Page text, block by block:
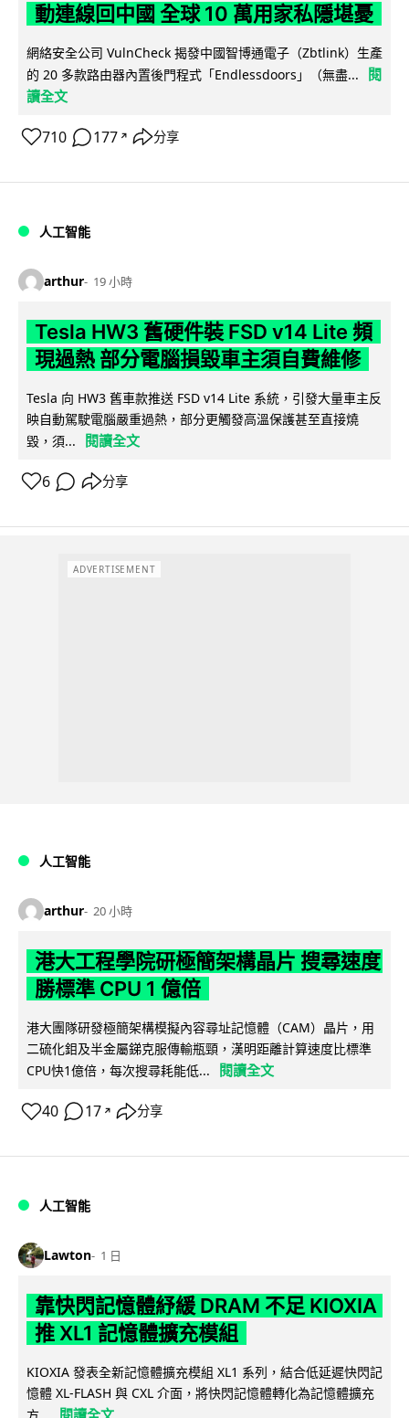
動連線回中國 全球 10 萬用家私隱堪憂
網絡安全公司 VulnCheck 揭發中國智博通電子（Zbtlink）生產
的 20 多款路由器內置後門程式「Endlessdoors」（無盡...
閱
讀全文
710 177 ↗ 分享
人工智能
arthur 19 小時
Tesla HW3 舊硬件裝 FSD v14 Lite 頻
現過熱 部分電腦損毀車主須自費維修
Tesla 向 HW3 舊車款推送 FSD v14 Lite 系統，引發大量車主反
映自動駕駛電腦嚴重過熱，部分更觸發高溫保護甚至直接燒
毀，須...
閱讀全文
6 分享
ADVERTISEMENT
人工智能
arthur 20 小時
港大工程學院研極簡架構晶片 搜尋速度
勝標準 CPU 1 億倍
港大團隊研發極簡架構模擬內容尋址記憶體（CAM）晶片，用
二硫化鉬及半金屬銻克服傳輸瓶頸，漢明距離計算速度比標準
CPU快1億倍，每次搜尋耗能低...
閱讀全文
40 17 ↗ 分享
人工智能
Lawton 1 日
靠快閃記憶體紓緩 DRAM 不足 KIOXIA
推 XL1 記憶體擴充模組
KIOXIA 發表全新記憶體擴充模組 XL1 系列，結合低延遲快閃記
憶體 XL-FLASH 與 CXL 介面，將快閃記憶體轉化為記憶體擴充
閱讀全文